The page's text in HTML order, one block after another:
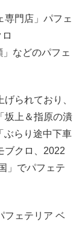
専門店」パフェ
」などのパフェ
られており、
坂上＆指原の潰
ぶらり途中下車
ブクロ、2022
」でパフェテ
フェテリア ベ